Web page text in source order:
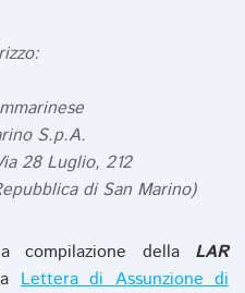
S.p.A.
28 Luglio, 212
di San Marino)
compilazione della LAR
Lettera di Assunzione di